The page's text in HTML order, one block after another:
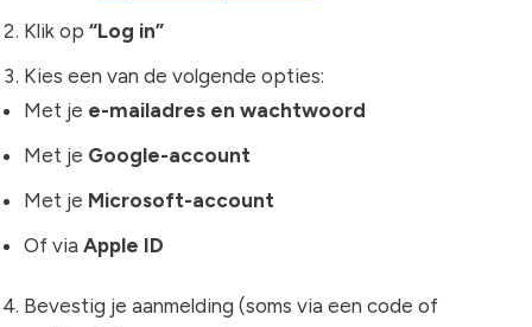
Klik op “Log in”
Kies een van de volgende opties:
Met je e-mailadres en wachtwoord
Met je Google-account
Met je Microsoft-account
Of via Apple ID
Bevestig je aanmelding (soms via een code of